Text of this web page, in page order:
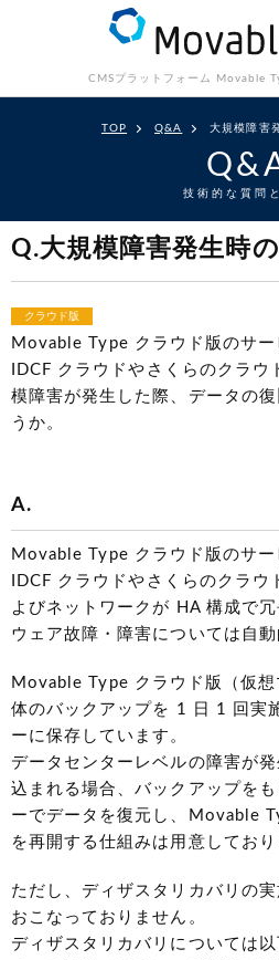
CMSプラットフォーム Movable
TOP Q&A 大規模障害
技術的な質問
Q.大規模障害発生時
クラウド版
Movable Type クラウド版のサー
IDCF クラウドやさくらのクラ
模障害が発生した際、データの
うか。
A.
Movable Type クラウド版のサ
IDCF クラウドやさくらのクラ
よびネットワークが HA 構成で
ウェア故障・障害については自
Movable Type クラウド版（仮
体のバックアップを 1 日 1 回実
ーに保存しています。
データセンターレベルの障害が
込まれる場合、バックアップを
ーでデータを復元し、Movable
を再開する仕組みは用意しており
ただし、ディザスタリカバリの
おこなっておりません。
ディザスタリカバリについては